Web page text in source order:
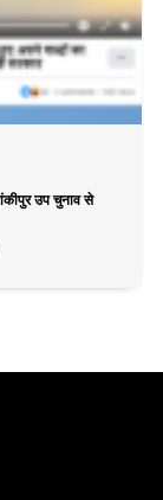
उप चुनाव से